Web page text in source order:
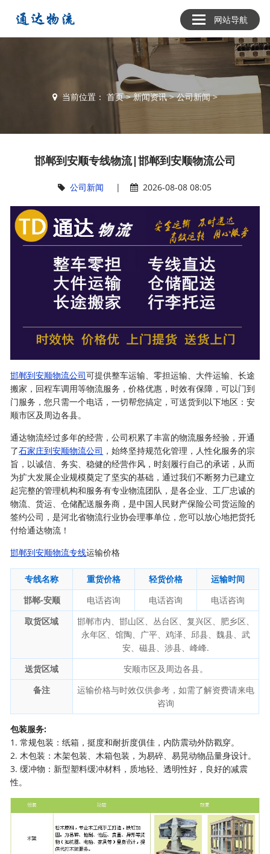
网站导航
当前位置： 首页>新闻资讯>公司新闻>
邯郸到安顺专线物流|邯郸到安顺物流公司
公司新闻 | 2026-08-08 08:05
邯郸到安顺物流公司可提供整车运输、零担运输、大件运输、长途
搬家，回程车调用等物流服务，价格优惠，时效有保障，可以门到
门服务，您只需一个电话，一切帮您搞定，可送货到以下地区：安
顺市区及周边各县。
通达物流经过多年的经营，公司积累了丰富的物流服务经验，开通
了石家庄到安顺物流公司 ，始终坚持规范化管理，人性化服务的宗
旨，以诚信、务实、稳健的经营作风，时刻履行自己的承诺，从而
为扩大发展企业规模奠定了坚实的基础，通过我们不断努力已建立
起完整的管理机构和服务有专业物流团队，是各企业、工厂忠诚的
物流、货运、仓储配送服务商，是中国人民财产保险公司货运险的
签约公司，是河北省物流行业协会理事单位，您可以放心地把货托
付给通达物流！
邯郸到安顺物流专线运输价格
专线名称 重货价格 轻货价格
运输时间
邯郸-安顺
电话咨询 电话咨询
电话咨询
取货区域
邯郸市内、邯山区、丛台区、复兴区、肥乡区、
永年区、馆陶、广平、鸡泽、邱县、魏县、武
安、磁县、涉县、峰峰.
送货区域
安顺市区及周边各县。
备注
运输价格与时效仅供参考，如需了解资费请来电
咨询
包装服务:
1. 常规包装：纸箱，挺度和耐折度俱佳，内防震动外防戳穿。
2. 木包装：木架包装、木箱包装，为易碎、易晃动物品量身设计。
3. 缓冲物：新型塑料缓冲材料，质地轻、透明性好，良好的减震
性。